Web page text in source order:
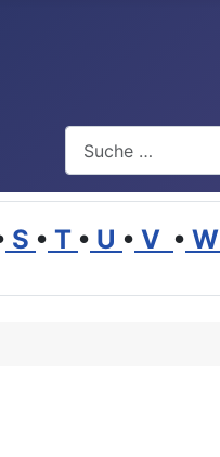
S • T • U • V • W